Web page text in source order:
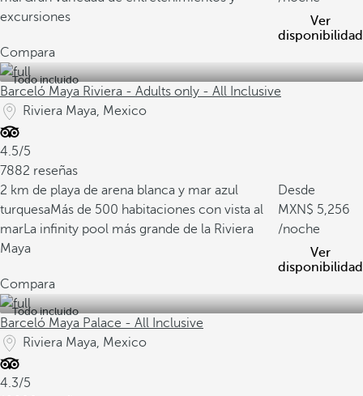
excursiones
Ver
disponibilidad
Compara
Todo incluido
Barceló Maya Riviera - Adults only - All Inclusive
Riviera Maya, Mexico
4.5/5
7882 reseñas
2 km de playa de arena blanca y mar azul
turquesaMás de 500 habitaciones con vista al
marLa infinity pool más grande de la Riviera
Maya
Desde
5,256
/noche
Ver
disponibilidad
Compara
Todo incluido
Barceló Maya Palace - All Inclusive
Riviera Maya, Mexico
4.3/5